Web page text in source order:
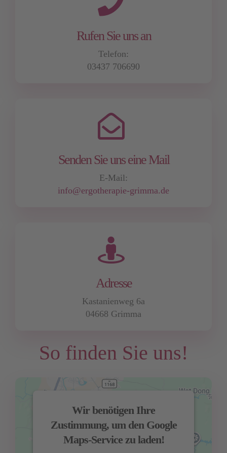
Rufen Sie uns an
Telefon:
03437 706690
Senden Sie uns eine Mail
E-Mail:
info@ergotherapie-grimma.de
Adresse
Kastanienweg 6a
04668 Grimma
So finden Sie uns!
Wir benötigen Ihre
Zustimmung, um den Google
Maps-Service zu laden!